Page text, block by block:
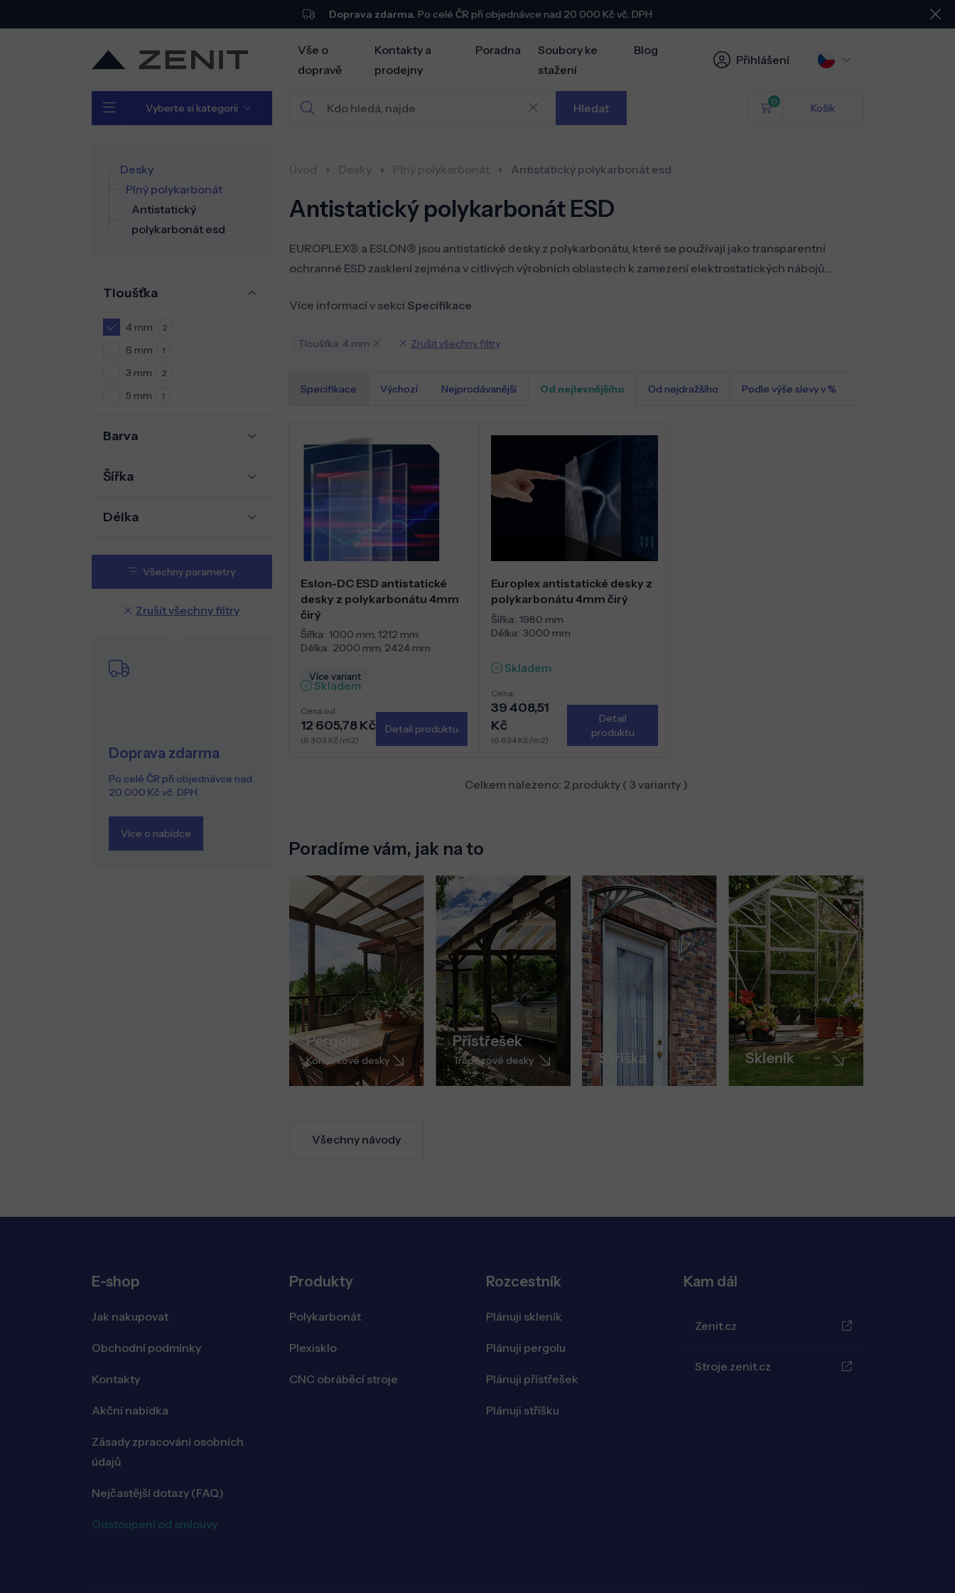
Doprava zdarma. Po celé ČR při objednávce nad 20 000 Kč vč. DPH
Vše o
dopravě
Kontakty a
prodejny
Poradna
Soubory ke
stažení
Blog
Přihlášení
Vyberte si kategorii Hledat 0
Košík
Desky
Plný polykarbonát
Antistatický
polykarbonát esd
Tloušťka
4 mm 2
6 mm 1
3 mm 2
5 mm 1
Barva
Šířka
Délka
Všechny parametry
Zrušit všechny filtry
Doprava zdarma
Po celé ČR při objednávce nad
20 000 Kč vč. DPH
Více o nabídce
Úvod Desky Plný polykarbonát Antistatický polykarbonát esd
Antistatický polykarbonát ESD
EUROPLEX® a ESLON® jsou antistatické desky z polykarbonátu, které se používají jako transparentní
ochranné ESD zasklení zejména v citlivých výrobních oblastech k zamezení elektrostatických nábojů...
Více informací v sekci Specifikace
Tloušťka: 4 mm Zrušit všechny filtry
Specifikace Výchozí Nejprodávanější Od nejlevnějšího Od nejdražšího Podle výše slevy v %
Eslon-DC ESD antistatické
desky z polykarbonátu 4mm
čirý
Šířka: 1000 mm, 1212 mm
Délka: 2000 mm, 2424 mm
Více variant
Skladem
Cena od
12 605,78 Kč
(6 303 Kč/m2)
Detail produktu
Europlex antistatické desky z
polykarbonátu 4mm čirý
Šířka: 1980 mm
Délka: 3000 mm
Skladem
Cena:
39 408,51
Kč
(6 634 Kč/m2)
Detail
produktu
Celkem nalezeno: 2 produkty ( 3 varianty )
Poradíme vám, jak na to
Pergola
Komůrkové desky
Přístřešek
Trapézové desky Stříška Skleník
Všechny návody
E-shop
Jak nakupovat
Obchodní podmínky
Kontakty
Akční nabídka
Zásady zpracování osobních
údajů
Nejčastější dotazy (FAQ)
Odstoupení od smlouvy
Produkty
Polykarbonát
Plexisklo
CNC obráběcí stroje
Rozcestník
Plánuji skleník
Plánuji pergolu
Plánuji přístřešek
Plánuji stříšku
Kam dál
Zenit.cz
Stroje.zenit.cz